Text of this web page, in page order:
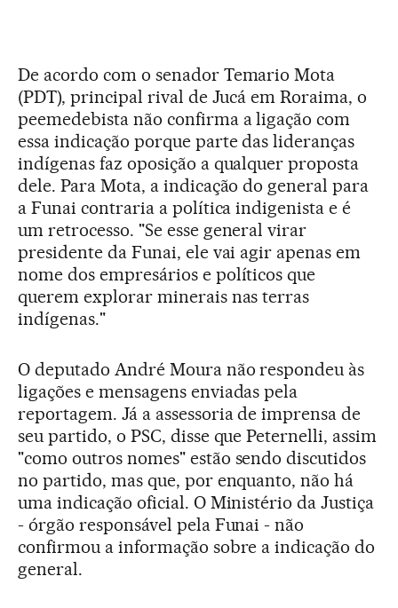
De acordo com o senador Temario Mota
(PDT), principal rival de Jucá em Roraima, o
peemedebista não confirma a ligação com
essa indicação porque parte das lideranças
indígenas faz oposição a qualquer proposta
dele. Para Mota, a indicação do general para
a Funai contraria a política indigenista e é
um retrocesso. "Se esse general virar
presidente da Funai, ele vai agir apenas em
nome dos empresários e políticos que
querem explorar minerais nas terras
indígenas."
O deputado André Moura não respondeu às
ligações e mensagens enviadas pela
reportagem. Já a assessoria de imprensa de
seu partido, o PSC, disse que Peternelli, assim
"como outros nomes" estão sendo discutidos
no partido, mas que, por enquanto, não há
uma indicação oficial. O Ministério da Justiça
- órgão responsável pela Funai - não
confirmou a informação sobre a indicação do
general.